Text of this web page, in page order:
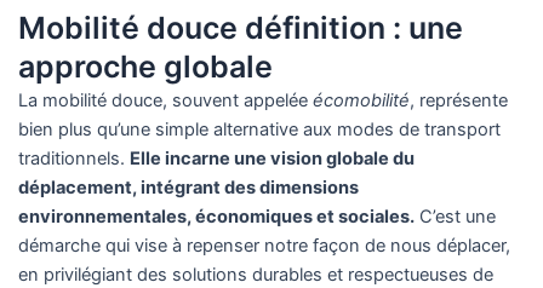
Mobilité douce définition : une
approche globale
La mobilité douce, souvent appelée écomobilité, représente
bien plus qu’une simple alternative aux modes de transport
traditionnels. Elle incarne une vision globale du
déplacement, intégrant des dimensions
environnementales, économiques et sociales.C’est une
démarche qui vise à repenser notre façon de nous déplacer,
en privilégiant des solutions durables et respectueuses de